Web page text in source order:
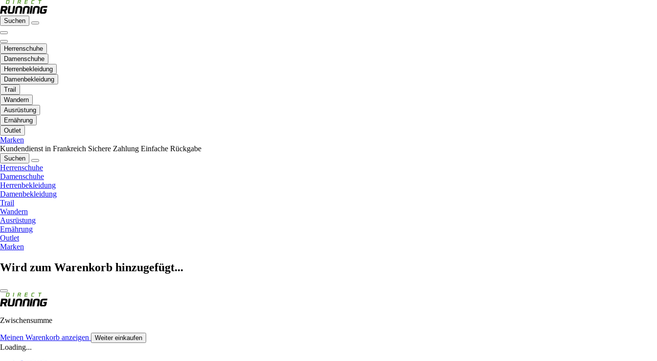
Suchen
Herrenschuhe
Damenschuhe
Herrenbekleidung
Damenbekleidung
Trail
Wandern
Ausrüstung
Ernährung
Outlet
Marken
Kundendienst in Frankreich Sichere Zahlung Einfache Rückgabe
Suchen
Herrenschuhe
Damenschuhe
Herrenbekleidung
Damenbekleidung
Trail
Wandern
Ausrüstung
Ernährung
Outlet
Marken
Wird zum Warenkorb hinzugefügt...
Zwischensumme
Meinen Warenkorb anzeigen Weiter einkaufen
Loading...